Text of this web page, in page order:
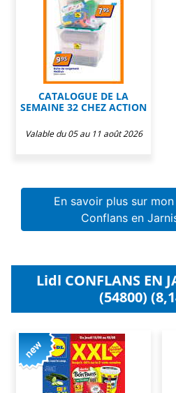
CATALOGUE DE LA
SEMAINE 32 CHEZ ACTION
Valable du 05 au 11 août 2026
En savoir plus sur
Conflans en
Lidl CONFLANS EN
(54800)